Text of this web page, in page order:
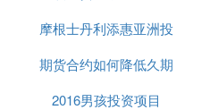
摩根士丹利添惠亚洲投
资有限公司
期货合约如何降低久期
2016男孩投资项目